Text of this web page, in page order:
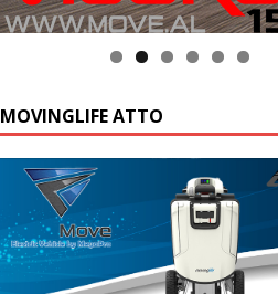
MOVINGLIFE ATTO